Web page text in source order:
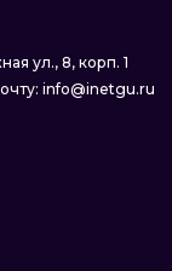
ул., 8, корп. 1
info@inetgu.ru